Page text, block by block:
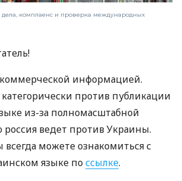
комплаенс и проверка международных
информацией.
против публикации
из-за полномасштабной
ведет против Украины.
всегда можете ознакомиться с
языке поссылке.